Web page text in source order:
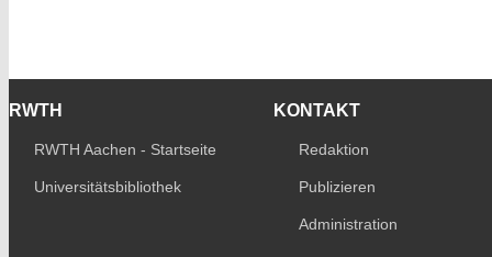
RWTH
RWTH Aachen - Startseite
Universitätsbibliothek
KONTAKT
Redaktion
Publizieren
Administration